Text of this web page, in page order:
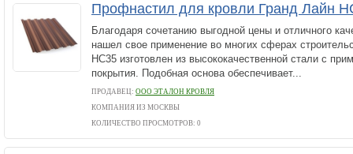
Профнастил для кровли Гранд Лайн
Благодаря сочетанию выгодной цены и отличного
нашел свое применение во многих сферах
НС35 изготовлен из высококачественной стали с
покрытия. Подобная основа обеспечивает...
ПРОДАВЕЦ: ООО ЭТАЛОН КРОВЛЯ
КОМПАНИЯ ИЗ МОСКВЫ
КОЛИЧЕСТВО ПРОСМОТРОВ: 0